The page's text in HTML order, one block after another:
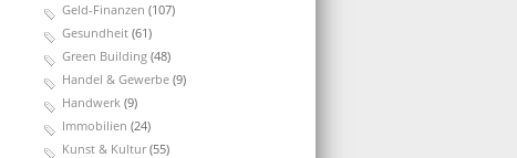
Geld-Finanzen (107)
Gesundheit (61)
Green Building (48)
Handel & Gewerbe (9)
Handwerk (9)
Immobilien (24)
Kunst & Kultur(55)